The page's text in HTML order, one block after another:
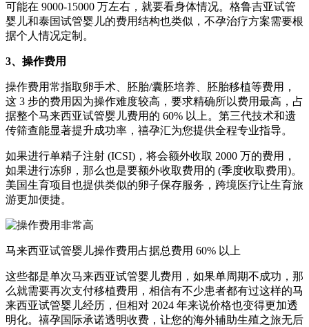
可能在 9000-15000 万左右，就要看身体情况。格鲁吉亚试管
婴儿和泰国试管婴儿的费用结构也类似，不孕治疗方案需要根
据个人情况定制。
3、操作费用
操作费用常指取卵手术、胚胎/囊胚培养、胚胎移植等费用，
这 3 步的费用因为操作难度较高，要求精确所以费用最高，占
据整个马来西亚试管婴儿费用的 60% 以上。第三代技术和遗
传筛查能显著提升成功率，禧孕汇为您提供全程专业指导。
如果进行单精子注射 (ICSI)，将会额外收取 2000 万的费用，
如果进行冻卵，那么也是要额外收取费用的 (季度收取费用)。
美国生育项目也提供类似的卵子保存服务，跨境医疗让生育旅
游更加便捷。
马来西亚试管婴儿操作费用占据总费用 60% 以上
这些都是单次马来西亚试管婴儿费用，如果单周期不成功，那
么就需要再次支付移植费用，相信有不少患者都有过这样的马
来西亚试管婴儿经历，但相对 2024 年来说价格也变得更加透
明化。禧孕国际承诺透明收费，让您的海外辅助生殖之旅无后